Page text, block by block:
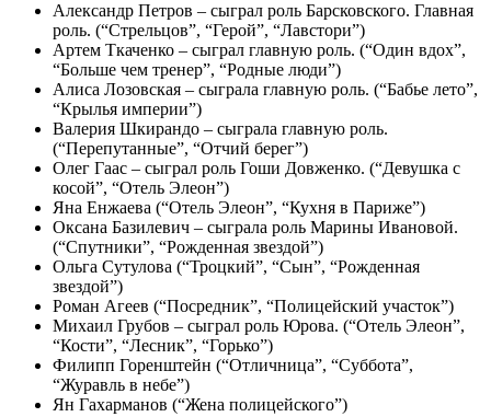
Александр Петров – сыграл роль Барсковского. Главная
роль. (“Стрельцов”, “Герой”, “Лавстори”)
Артем Ткаченко – сыграл главную роль. (“Один вдох”,
“Больше чем тренер”, “Родные люди”)
Алиса Лозовская – сыграла главную роль. (“Бабье лето”,
“Крылья империи”)
Валерия Шкирандо – сыграла главную роль.
(“Перепутанные”, “Отчий берег”)
Олег Гаас – сыграл роль Гоши Довженко. (“Девушка с
косой”, “Отель Элеон”)
Яна Енжаева (“Отель Элеон”, “Кухня в Париже”)
Оксана Базилевич – сыграла роль Марины Ивановой.
(“Спутники”, “Рожденная звездой”)
Ольга Сутулова (“Троцкий”, “Сын”, “Рожденная
звездой”)
Роман Агеев (“Посредник”, “Полицейский участок”)
Михаил Грубов – сыграл роль Юрова. (“Отель Элеон”,
“Кости”, “Лесник”, “Горько”)
Филипп Горенштейн (“Отличница”, “Суббота”,
“Журавль в небе”)
Ян Гахарманов (“Жена полицейского”)